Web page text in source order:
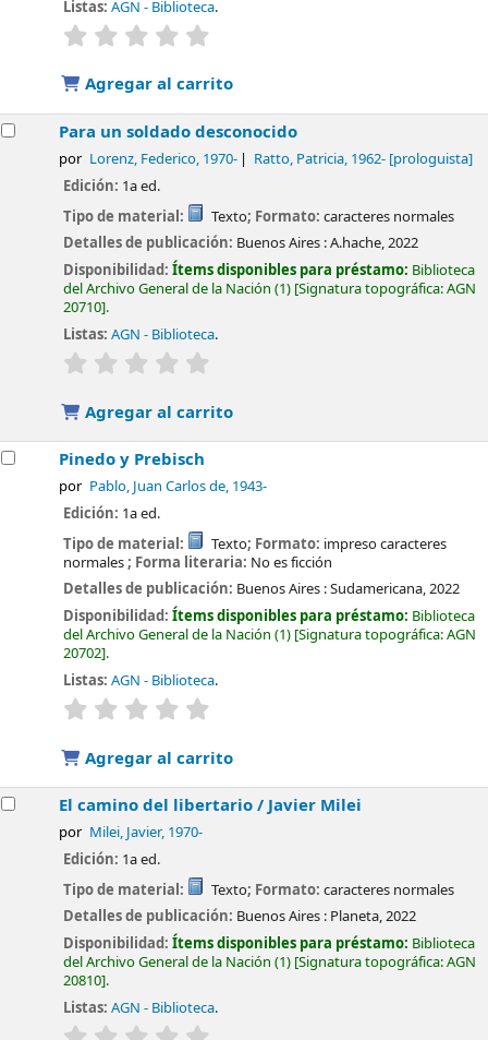
Listas: AGN - Biblioteca.
valoración
Agregar al carrito
Para un soldado desconocido
por Lorenz, Federico, 1970- Ratto, Patricia, 1962-[prologuista]
Edición: 1a ed.
Tipo de material:
Texto; Formato: caracteres normales
Detalles de publicación: Buenos Aires :A.hache,2022
Disponibilidad:Ítems disponibles para préstamo: Biblioteca
del Archivo General de la Nación (1) Signatura topográfica:AGN
20710 .
Listas: AGN - Biblioteca.
valoración
Agregar al carrito
Pinedo y Prebisch
por Pablo, Juan Carlos de, 1943-
Edición: 1a ed.
Tipo de material:
Texto; Formato: impreso caracteres
normales; Forma literaria: No es ficción
Detalles de publicación: Buenos Aires :Sudamericana,2022
Disponibilidad:Ítems disponibles para préstamo: Biblioteca
del Archivo General de la Nación (1) Signatura topográfica:AGN
20702 .
Listas: AGN - Biblioteca.
valoración
Agregar al carrito
El camino del libertario / Javier Milei
por Milei, Javier, 1970-
Edición: 1a ed.
Tipo de material:
Texto; Formato: caracteres normales
Detalles de publicación: Buenos Aires : Planeta,2022
Disponibilidad:Ítems disponibles para préstamo: Biblioteca
del Archivo General de la Nación (1) Signatura topográfica:AGN
20810 .
Listas: AGN - Biblioteca.
valoración